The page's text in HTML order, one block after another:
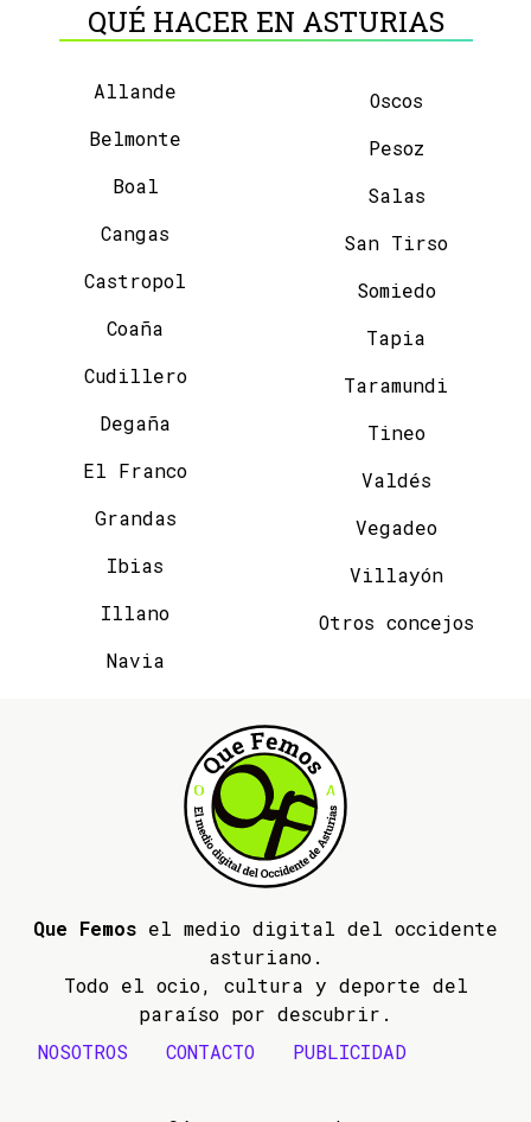
QUÉ HACER EN ASTURIAS
Allande
Belmonte
Boal
Cangas
Castropol
Coaña
Cudillero
Degaña
El Franco
Grandas
Ibias
Illano
Navia
Oscos
Pesoz
Salas
San Tirso
Somiedo
Tapia
Taramundi
Tineo
Valdés
Vegadeo
Villayón
Otros concejos
Que Femos el medio digital del occidente
asturiano.
Todo el ocio, cultura y deporte del
paraíso por descubrir.
NOSOTROS
CONTACTO PUBLICIDAD